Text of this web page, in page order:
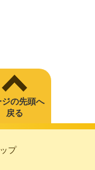
ジの先頭へ
戻る
プ